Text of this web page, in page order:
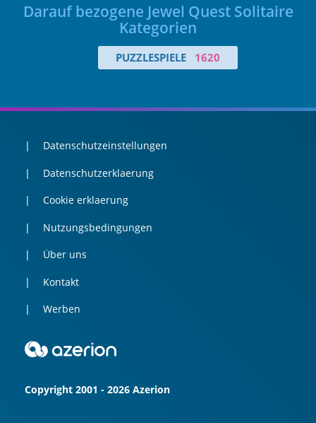
Darauf bezogene Jewel Quest Solitaire
Kategorien
PUZZLESPIELE 1620
Datenschutzeinstellungen
Datenschutzerklaerung
Cookie erklaerung
Nutzungsbedingungen
Über uns
Kontakt
Werben
Copyright 2001 - 2026 Azerion